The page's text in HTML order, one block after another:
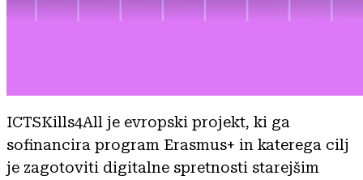
ICTSKills4All je evropski projekt, ki ga
sofinancira program Erasmus+ in katerega cilj
je zagotoviti digitalne spretnosti starejšim